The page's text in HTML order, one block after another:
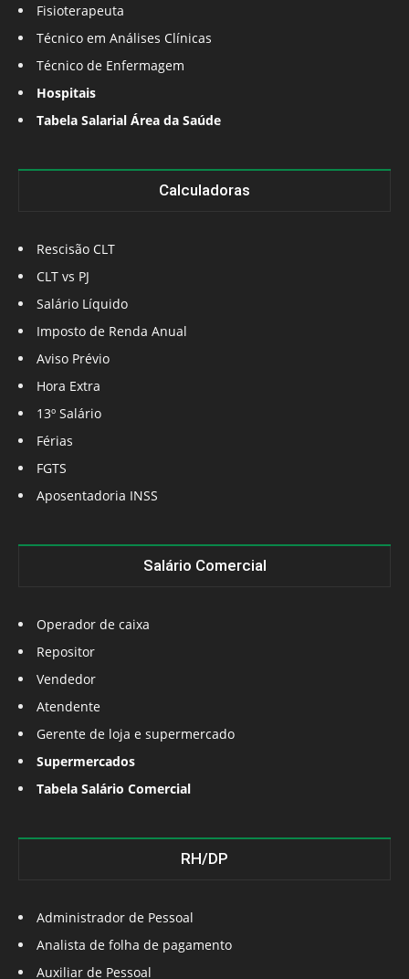
Fisioterapeuta
Técnico em Análises Clínicas
Técnico de Enfermagem
Hospitais
Tabela Salarial Área da Saúde
Calculadoras
Rescisão CLT
CLT vs PJ
Salário Líquido
Imposto de Renda Anual
Aviso Prévio
Hora Extra
13º Salário
Férias
FGTS
Aposentadoria INSS
Salário Comercial
Operador de caixa
Repositor
Vendedor
Atendente
Gerente de loja e supermercado
Supermercados
Tabela Salário Comercial
RH/DP
Administrador de Pessoal
Analista de folha de pagamento
Auxiliar de Pessoal